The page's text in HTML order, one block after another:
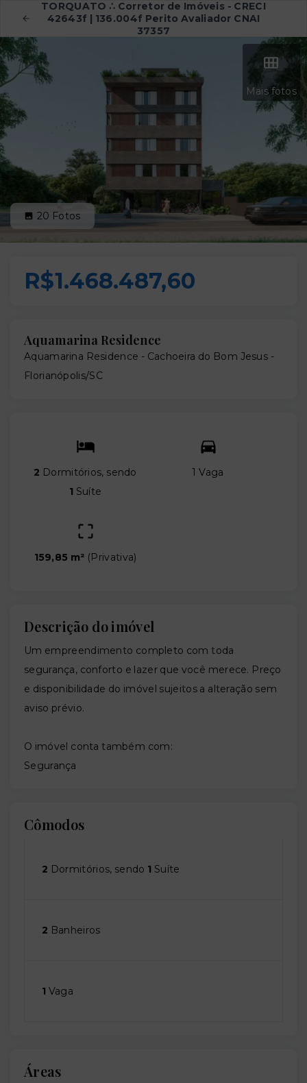
TORQUATO ∴ Corretor de Imóveis - CRECI
42643f | 136.004f Perito Avaliador CNAI
37357
Mais fotos
20 Fotos
R$1.468.487,60
Aquamarina Residence
Aquamarina Residence - Cachoeira do Bom Jesus -
Florianópolis/SC
2 Dormitórios, sendo
1 Suíte
1 Vaga
159,85 m² (Privativa)
Descrição do imóvel
Um empreendimento completo com toda
segurança, conforto e lazer que você merece. Preço
e disponibilidade do imóvel sujeitos a alteração sem
aviso prévio.
O imóvel conta também com:
Segurança
Cômodos
2 Dormitórios, sendo 1 Suíte
2 Banheiros
1 Vaga
Áreas